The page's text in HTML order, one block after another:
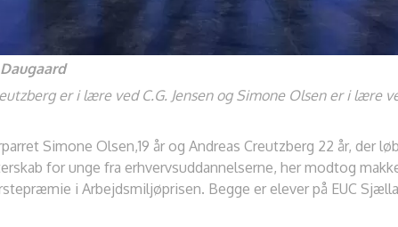
er i lære ved C.G. Jensen og Simone Olsen er i lære
Simone Olsen,19 år og Andreas Creutzberg 22 år, der
for unge fra erhvervsuddannelserne, her modtog
i Arbejdsmiljøprisen. Begge er elever på EUC